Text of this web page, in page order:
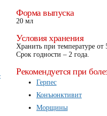
Форма выпуска
20 мл
Условия хранения
Хранить при температуре
Срок годности – 2 года.
Рекомендуется при
Герпес
Конъюнктивит
Морщины